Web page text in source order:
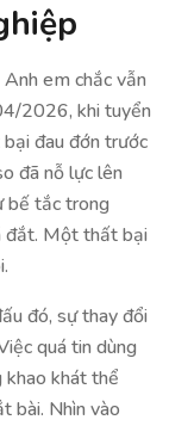
em chắc vẫn
2026, khi tuyển
đau đớn trước
đã nỗ lực lên
bế tắc trong
đắt. Một thất bại
đó, sự thay đổi
quá tin dùng
khao khát thể
bài. Nhìn vào